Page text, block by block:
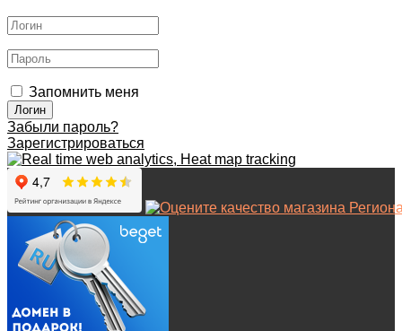
Запомнить меня
Забыли пароль?
Зарегистрироваться